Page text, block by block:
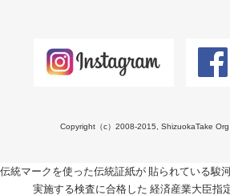
Copyright（c）2008-2015, ShizuokaTake Org
伝統マークを使った伝統証紙が 貼られている駿
実施する検査に合格した 経済産業大臣指